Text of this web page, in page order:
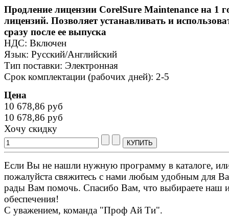
Продление лицензии CorelSure Maintenance на 1
лицензий. Позволяет устанавливать и
сразу после ее выпуска
НДС: Включен
Язык: Русский/Английский
Тип поставки: Электронная
Срок комплектации (рабочих дней): 2-5
Цена
10 678,86 руб
10 678,86 руб
Хочу скидку
Если Вы не нашли нужную программу в каталоге,
пожалуйста свяжитесь с нами любым удобным для
рады Вам помочь. Спасибо Вам, что выбираете наш
обеспечения!
С уважением, команда "Проф Ай Ти".